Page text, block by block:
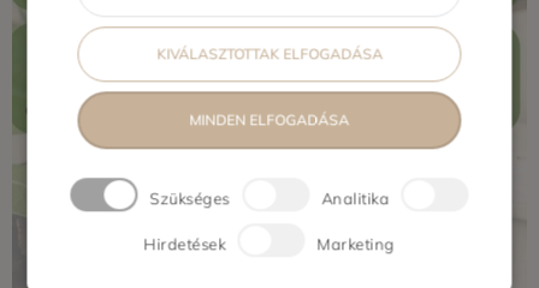
KIVÁLASZTOTTAK ELFOGADÁSA
MINDEN ELFOGADÁSA
Szükséges Analitika
Hirdetések Marketing